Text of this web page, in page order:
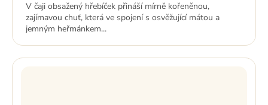
V čaji obsažený hřebíček přináší mírně kořeněnou,
zajímavou chuť, která ve spojení s osvěžující mátou a
jemným heřmánkem...